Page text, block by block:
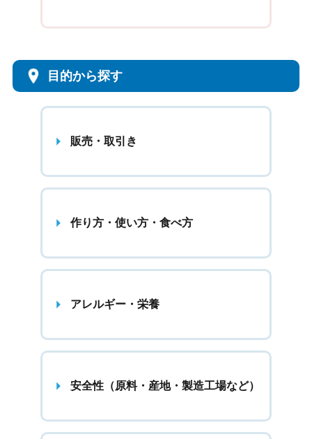
目的から探す
販売・取引き
作り方・使い方・食べ方
アレルギー・栄養
安全性（原料・産地・製造工場など）